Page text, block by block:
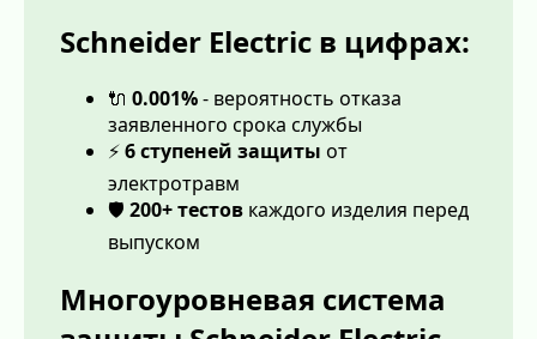
Schneider Electric в цифрах:
🔌 0.001%- вероятность отказа
заявленного срока службы
⚡6 ступеней защиты от
электротравм
🛡️ 200+ тестов каждого изделия перед
выпуском
Многоуровневая система